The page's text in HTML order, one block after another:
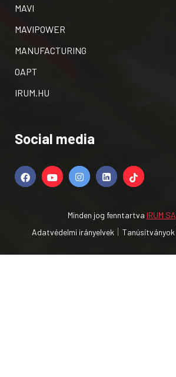
MAVI
MAVIPOWER
MANUFACTURING
OAPT
IRUM.HU
Social media
Minden jog fenntartva IRUM SA
Adatvédelmi irányelvek
Tanúsítványok